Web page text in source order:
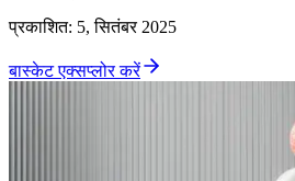
प्रकाशित: 5, सितंबर 2025
बास्केट एक्सप्लोर करें